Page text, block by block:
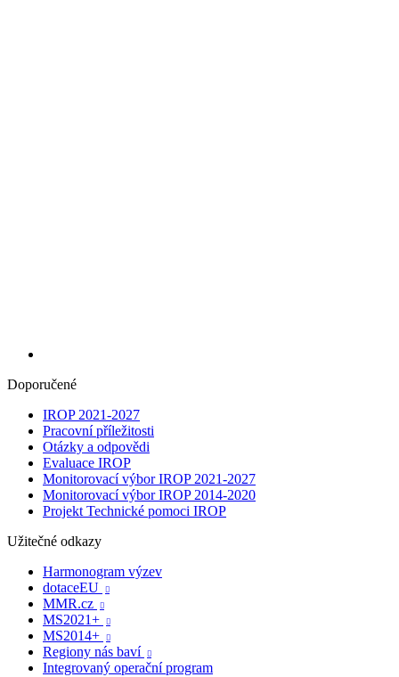
Doporučené
IROP 2021-2027
Pracovní příležitosti
Otázky a odpovědi
Evaluace IROP
Monitorovací výbor IROP 2021-2027
Monitorovací výbor IROP 2014-2020
Projekt Technické pomoci IROP
Užitečné odkazy
Harmonogram výzev
dotaceEU

MMR.cz 
MS2021+ 
MS2014+ 
Regiony nás baví 
Integrovaný operační program